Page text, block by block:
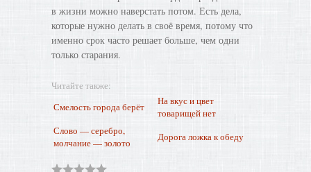
в жизни можно наверстать потом. Есть дела,
которые нужно делать в своё время, потому что
именно срок часто решает больше, чем одни
только старания.
Читайте также:
Смелость города берёт
На вкус и цвет
товарищей нет
Слово — серебро,
молчание — золото
Дорога ложка к обеду